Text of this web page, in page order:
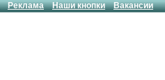
Реклама Наши кнопки Вакансии